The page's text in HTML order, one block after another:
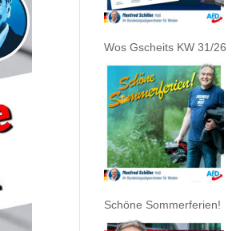
Wos Gscheits KW 31/26
Schöne Sommerferien!